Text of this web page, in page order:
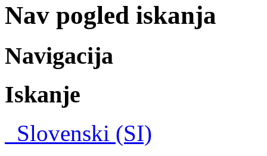
Nav pogled iskanja
Navigacija
Iskanje
Slovenski (SI)